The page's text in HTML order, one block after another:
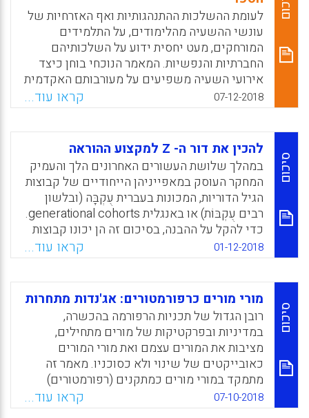
איזורית/גלובלית ובמערכות חינוך בעולם?
WhatsApp
Facebook
Email
X
לעומת ההשלכות ההתנהגותיות ואף האזרחיות של
עונשי ההשעיה מהלימודים, על התלמידים
המורחקים, מעט יחסית ידוע על השלכותיהם
החברתיות והנפשיות. המאמר הנוכחי בוחן כיצד
אירועי השעיה משפיעים על מעורבותם האקדמית
והרגשית של התלמידים המושעים באמצעות
בחינת שינויים בגישותיהם לבית הספר. המחקר
העומד במרכז המאמר מוצא שתלמידים שהושעו
נוטים להיות פגיעים עוד טרם ההשעיה וכי
ההשעיה גורמת להם נזק חמור כיוון שהיא משנה
לשלילה את תפיסתם את בית הספר ואת
עמדותיהם באשר למבוגרים במוסד.
WhatsApp
Facebook
Email
X
07-12-2018 קראו עוד...
סיכום
להכין את דור ה- Z למקצוע ההוראה
במהלך שלושת העשורים האחרונים הלך והעמיק
המחקר העוסק במאפייניהן הייחודיים של קבוצות
הגיל הדוריות, המכונות בעברית עֻקְבָּה (ובלשון
רבים עֻקְבּוֹת) או באנגלית generational cohorts.
כדי להקל על ההבנה, בסיכום זה הן יכונו קבוצות
גיל או קבוצות גיל דוריות. במחקרם החלוצי
מראשית שנות ה- 90 טענו שטראוס והאווי
(Strauss & Howe, 1991) שקבוצות הגיל השונות
מושפעות מגורמים מגוונים המעצבים את בני
ובנות הקבוצה סביב חוויות ונושאים משותפים.
כשבאמתחתה מערכת חווייתית וקונצפטואלית
דורית זו, נכנסת כל קבוצת גיל לסביבה החינוכית,
למקום העבודה ולעולם השיווק העסקי, מצוידת
בהשקפות ייחודיות לה.
WhatsApp
Facebook
Email
X
01-12-2018 קראו עוד...
סיכום
מורי מורים כרפורמטורים: אג'נדות מתחרות
רובן הגדול של תכניות הרפורמה בהכשרה,
במדיניות ובפרקטיקות של מורים מתחילים,
מציבות את המורים עצמם ואת מורי המורים
כאובייקטים של שינוי ולא כסוכניו. מאמר זה
מתמקד במורי מורים כמתקנים (רפורמטורים)
באמצעות ניתוח שלוש גישות מתחרות לרפורמה,
שנהגו, פותחו וקודמו על ידי מורי המורים עצמם:
07-10-2018 קראו עוד...